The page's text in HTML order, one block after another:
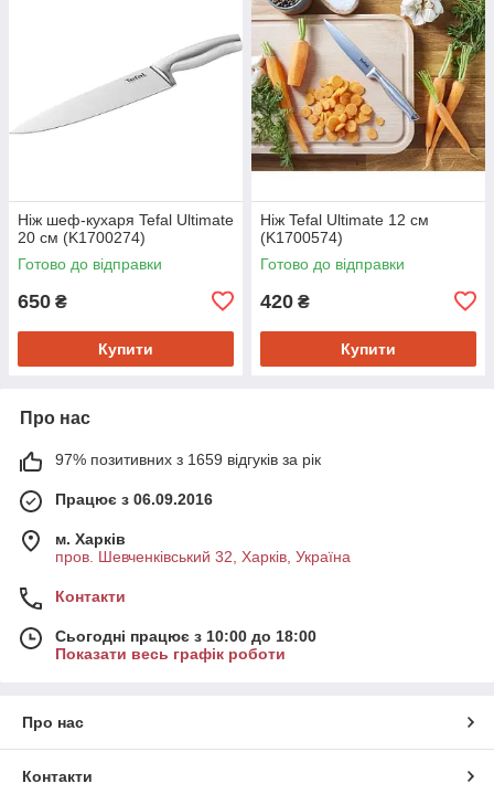
Ніж шеф-кухаря Tefal Ultimate
20 см (K1700274)
Готово до відправки
650 ₴
Купити
Ніж Tefal Ultimate 12 см
(K1700574)
Готово до відправки
420 ₴
Купити
Про нас
97% позитивних з 1659 відгуків за рік
Працює з 06.09.2016
м. Харків
пров. Шевченківський 32, Харків, Україна
Контакти
Сьогодні працює з 10:00 до 18:00
Показати весь графік роботи
Про нас
Контакти